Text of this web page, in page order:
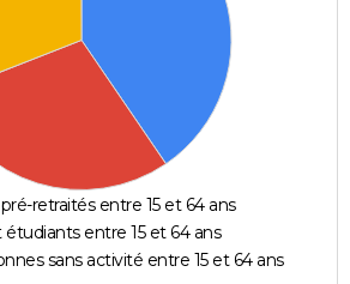
retraités entre 15 et 64 ans
étudiants entre 15 et 64 ans
sans activité entre 15 et 64 ans